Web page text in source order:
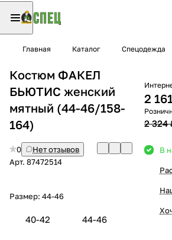
Главная Каталог Спецодежда
Костюм ФАКЕЛ
БЬЮТИС женский
мятный (44-46/158-
164)
0
Нет отзывов
Арт. 87472514
Размер: 44-46
40-42 44-46
2
2 324
В